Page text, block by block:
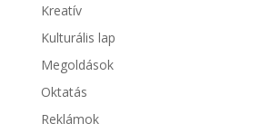
Kreatív
Kulturális lap
Megoldások
Oktatás
Reklámok